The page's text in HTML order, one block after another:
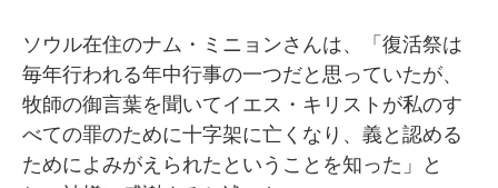
ソウル在住のナム・ミニョンさんは、「復活祭は
毎年行われる年中行事の一つだと思っていたが、
牧師の御言葉を聞いてイエス・キリストが私のす
べての罪のために十字架に亡くなり、義と認める
ためによみがえられたということを知った」と